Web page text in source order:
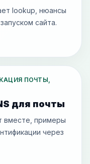
lookup, нюансы
сайта.
ПОЧТЫ,
для почты
вместе, примеры
через